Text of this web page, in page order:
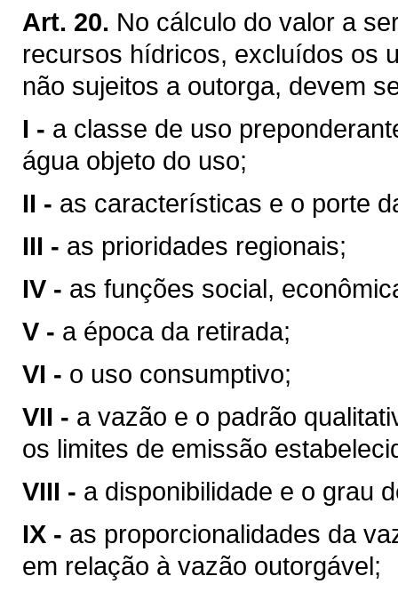
Art. 20. No cálculo do valor a
recursos hídricos, excluídos os
não sujeitos a outorga, devem
I - a classe de uso
água objeto do uso;
II - as características e o porte
III - as prioridades regionais;
IV - as funções social,
V - a época da retirada;
VI - o uso consumptivo;
VII - a vazão e o padrão
os limites de emissão
VIII - a disponibilidade e o grau
IX - as proporcionalidades da
em relação à vazão outorgável;